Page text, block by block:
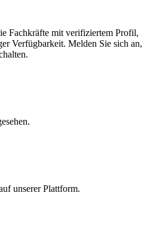
Fachkräfte mit verifiziertem Profil,
Verfügbarkeit. Melden Sie sich an,
unserer Plattform.